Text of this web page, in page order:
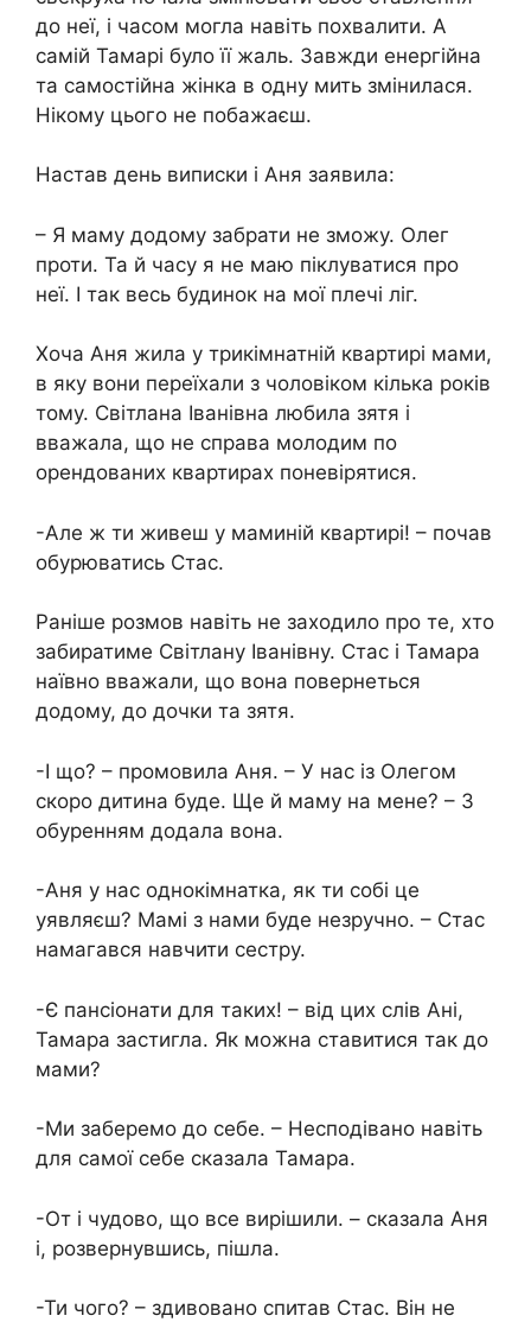
до неї, і часом могла навіть похвалити. А
самій Тамарі було її жаль. Завжди енергійна
та самостійна жінка в одну мить змінилася.
Нікому цього не побажаєш.
Настав день виписки і Аня заявила:
– Я маму додому забрати не зможу. Олег
проти. Та й часу я не маю піклуватися про
неї. І так весь будинок на мої плечі ліг.
Хоча Аня жила у трикімнатній квартирі мами,
в яку вони переїхали з чоловіком кілька років
тому. Світлана Іванівна любила зятя і
вважала, що не справа молодим по
орендованих квартирах поневірятися.
-Але ж ти живеш у маминій квартирі! – почав
обурюватись Стас.
Раніше розмов навіть не заходило про те, хто
забиратиме Світлану Іванівну. Стас і Тамара
наївно вважали, що вона повернеться
додому, до дочки та зятя.
-І що? – промовила Аня. – У нас із Олегом
скоро дитина буде. Ще й маму на мене? – З
обуренням додала вона.
-Аня у нас однокімнатка, як ти собі це
уявляєш? Мамі з нами буде незручно. – Стас
намагався навчити сестру.
-Є пансіонати для таких! – від цих слів Ані,
Тамара застигла. Як можна ставитися так до
мами?
-Ми заберемо до себе. – Несподівано навіть
для самої себе сказала Тамара.
-От і чудово, що все вирішили. – сказала Аня
і, розвернувшись, пішла.
-Ти чого? – здивовано спитав Стас. Він не